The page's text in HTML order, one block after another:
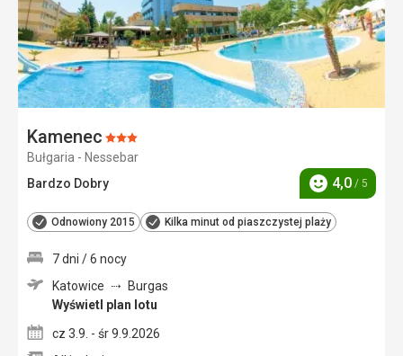
Kamenec Ocena:
3/5
Bułgaria - Nessebar
Bardzo Dobry
Ocena
4,0 / 5
Odnowiony 2015 Kilka minut od piaszczystej plaży
7 dni / 6 nocy
Katowice
Burgas
Wyświetl plan lotu
cz 3.9. - śr 9.9.2026